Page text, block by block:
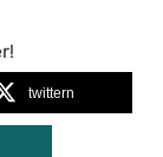
twittern